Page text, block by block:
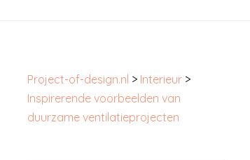
Project-of-design.nl > Interieur>
Inspirerende voorbeelden van
duurzame ventilatieprojecten